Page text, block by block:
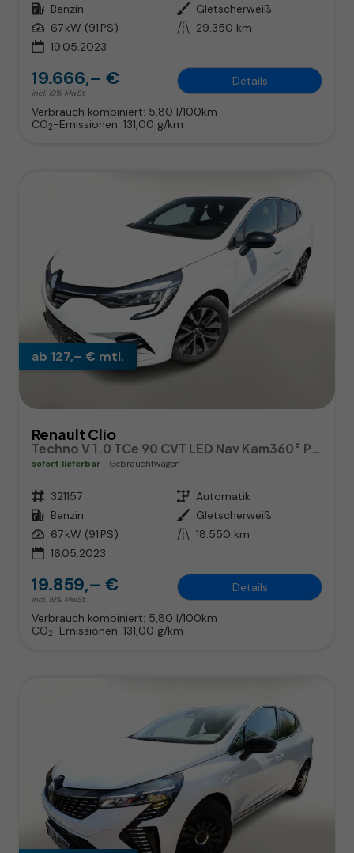
Kraftstoff Benzin Außenfarbe Gletscherweiß
Leistung 67 kW (91 PS) Kilometerstand 29.350 km
19.05.2023
19.666,– €
incl. 19% MwSt.
Details
Verbrauch kombiniert: 5,80 l/100km
CO2-Emissionen: 131,00 g/km
ab 127,– € mtl.
Renault Clio
sofort lieferbar Gebrauchtwagen
Fahrzeugnr. 321157 Getriebe Automatik
Kraftstoff Benzin Außenfarbe Gletscherweiß
Leistung 67 kW (91 PS) Kilometerstand 18.550 km
16.05.2023
19.859,– €
incl. 19% MwSt.
Details
Verbrauch kombiniert: 5,80 l/100km
CO2-Emissionen: 131,00 g/km